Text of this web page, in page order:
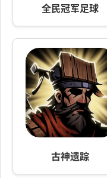
全民冠军足球
古神遗踪